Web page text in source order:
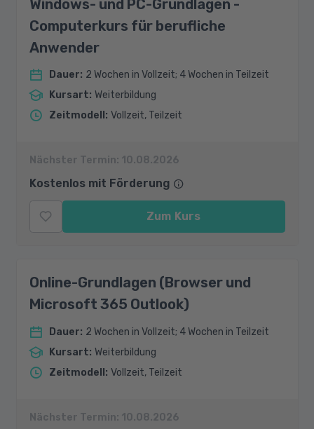
Windows- und PC-Grundlagen -
Computerkurs für berufliche
Anwender
Dauer: 2 Wochen in Vollzeit; 4 Wochen in Teilzeit
Kursart: Weiterbildung
Zeitmodell : Vollzeit, Teilzeit
Nächster Termin: 10.08.2026
Kostenlos mit Förderung
Zum Kurs
Online-Grundlagen (Browser und
Microsoft 365 Outlook)
Dauer: 2 Wochen in Vollzeit; 4 Wochen in Teilzeit
Kursart: Weiterbildung
Zeitmodell : Vollzeit, Teilzeit
Nächster Termin: 10.08.2026